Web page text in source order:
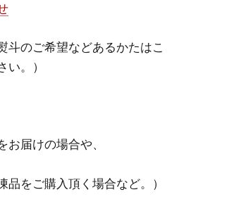
斗のご希望などあるかたはこ
。）
お届けの場合や、
品をご購入頂く場合など。）